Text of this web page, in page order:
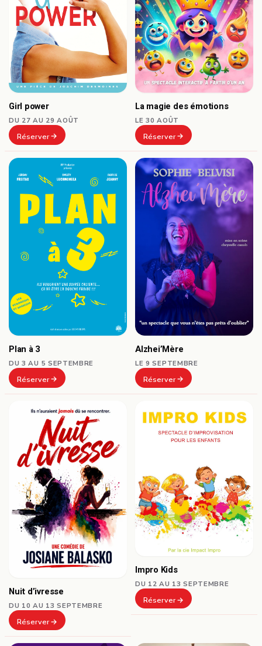
Girl power
DU 27 AU 29 AOÛT
Réserver
La magie des émotions
LE 30 AOÛT
Réserver
Plan à 3
DU 3 AU 5 SEPTEMBRE
Réserver
Alzhei’Mère
LE 9 SEPTEMBRE
Réserver
Nuit d’ivresse
DU 10 AU 13 SEPTEMBRE
Réserver
Impro Kids
DU 12 AU 13 SEPTEMBRE
Réserver